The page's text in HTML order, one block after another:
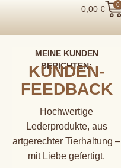
0,00€ 0
MEINE KUNDEN
BERICHTEN:
KUNDEN-
FEEDBACK
Hochwertige
Lederprodukte, aus
artgerechter Tierhaltung –
mit Liebe gefertigt.